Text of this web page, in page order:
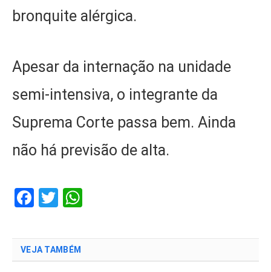
bronquite alérgica.
Apesar da internação na unidade
semi-intensiva, o integrante da
Suprema Corte passa bem. Ainda
não há previsão de alta.
Facebook
Twitter
VEJA TAMBÉM